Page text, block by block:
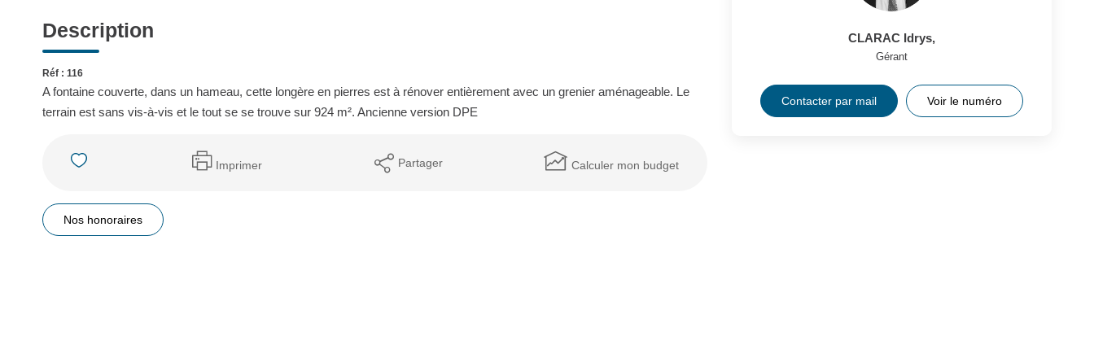
Description
Réf : 116
A fontaine couverte, dans un hameau, cette longère en pierres est à rénover entièrement avec un grenier aménageable. Le
terrain est sans vis-à-vis et le tout se se trouve sur 924 m². Ancienne version DPE
Imprimer Partager Calculer mon budget
Nos honoraires
CLARAC Idrys,
Gérant
Contacter par mail Voir le numéro